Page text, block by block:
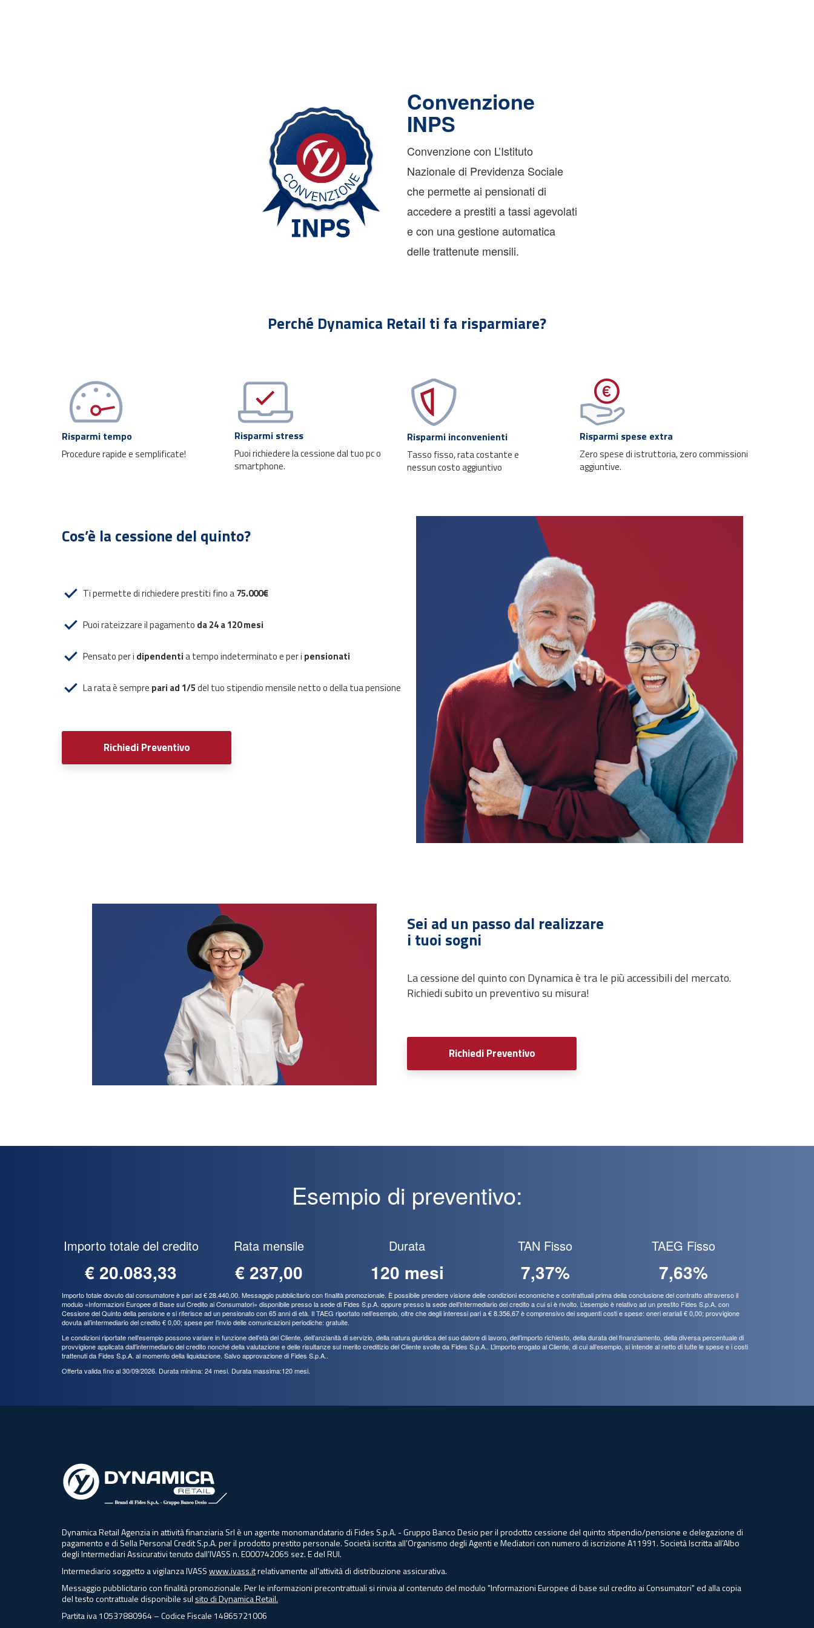
Convenzione
INPS
Convenzione con L’Istituto
Nazionale di Previdenza Sociale
che permette ai pensionati di
accedere a prestiti a tassi agevolati
e con una gestione automatica
delle trattenute mensili.
Perché Dynamica Retail ti fa risparmiare?
Risparmi tempo
Procedure rapide e semplificate!
Risparmi stress
Puoi richiedere la cessione dal tuo pc o
smartphone.
Risparmi inconvenienti
Tasso fisso, rata costante e
nessun costo aggiuntivo
Risparmi spese extra
Zero spese di istruttoria, zero commissioni
aggiuntive.
Cos’è la cessione del quinto?
Ti permette di richiedere prestiti fino a75.000€
Puoi rateizzare il pagamento da 24 a 120 mesi
Pensato per i dipendentia tempo indeterminato e per i pensionati
La rata è sempre pari ad 1/5del tuo stipendio mensile netto o della tua pensione
Richiedi Preventivo
Sei ad un passo dal realizzare
i tuoi sogni
La cessione del quinto con Dynamica è tra le più accessibili del mercato.
Richiedi subito un preventivo su misura!
Richiedi Preventivo
Esempio di preventivo:
Importo totale del credito
€ 20.083,33
Rata mensile
€ 237,00
Durata
120 mesi
TAN Fisso
7,37%
TAEG Fisso
7,63%
Importo totale dovuto dal consumatore è pari ad € 28.440,00. Messaggio pubblicitario con finalità promozionale. È possibile prendere visione delle condizioni economiche e contrattuali prima della conclusione del contratto attraverso il
modulo «Informazioni Europee di Base sul Credito ai Consumatori» disponibile presso la sede di Fides S.p.A. oppure presso la sede dell’intermediario del credito a cui si è rivolto. L’esempio è relativo ad un prestito Fides S.p.A. con
Cessione del Quinto della pensione e si riferisce ad un pensionato con 65 anni di età. Il TAEG riportato nell’esempio, oltre che degli interessi pari a € 8.356,67 è comprensivo dei seguenti costi e spese: oneri erariali € 0,00; provvigione
dovuta all’intermediario del credito € 0,00; spese per l’invio delle comunicazioni periodiche: gratuite.
Le condizioni riportate nell’esempio possono variare in funzione dell’età del Cliente, dell’anzianità di servizio, della natura giuridica del suo datore di lavoro, dell’importo richiesto, della durata del finanziamento, della diversa percentuale di
provvigione applicata dall’intermediario del credito nonché della valutazione e delle risultanze sul merito creditizio del Cliente svolte da Fides S.p.A.. L’importo erogato al Cliente, di cui all’esempio, si intende al netto di tutte le spese e i costi
trattenuti da Fides S.p.A. al momento della liquidazione. Salvo approvazione di Fides S.p.A..
Offerta valida fino al 30/09/2026. Durata minima: 24 mesi. Durata massima:120 mesi.
Dynamica Retail Agenzia in attività finanziaria Srl è un agente monomandatario di Fides S.p.A. - Gruppo Banco Desio per il prodotto cessione del quinto stipendio/pensione e delegazione di
pagamento e di Sella Personal Credit S.p.A. per il prodotto prestito personale. Società iscritta all’Organismo degli Agenti e Mediatori con numero di iscrizione A11991. Società Iscritta all’Albo
degli Intermediari Assicurativi tenuto dall’IVASS n. E000742065 sez. E del RUI.
Intermediario soggetto a vigilanza IVASSwww.ivass.itrelativamente all’attività di distribuzione assicurativa.
Messaggio pubblicitario con finalità promozionale. Per le informazioni precontrattuali si rinvia al contenuto del modulo "Informazioni Europee di base sul credito ai Consumatori" ed alla copia
del testo contrattuale disponibile sul sito di Dynamica Retail.
Partita iva 10537880964 – Codice Fiscale 14865721006